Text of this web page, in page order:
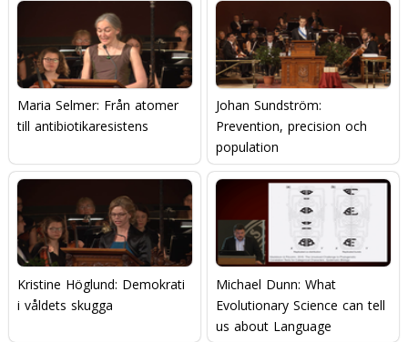
Maria Selmer: Från atomer
till antibiotikaresistens
Johan Sundström:
Prevention, precision och
population
Kristine Höglund: Demokrati
i våldets skugga
Michael Dunn: What
Evolutionary Science can tell
us about Language